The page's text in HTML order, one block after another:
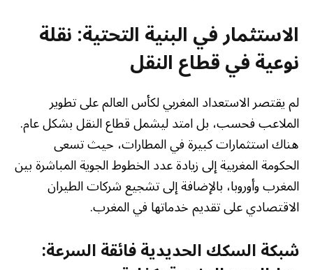
الاستثمار في البنية التحتية: نقلة
نوعية في قطاع النقل
لم يقتصر الاستعداد المغربي لكأس العالم على تطوير
الملاعب فحسب، بل امتد ليشمل قطاع النقل بشكل عام.
هناك استثمارات كبيرة في المطارات، حيث تسعى
الحكومة المغربية إلى زيادة عدد الخطوط الجوية المباشرة بين
المغرب وأوروبا، بالإضافة إلى تشجيع شركات الطيران
الاقتصادي على تقديم خدماتها في المغرب.
شبكة السكك الحديدية فائقة السرعة: